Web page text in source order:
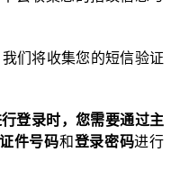
们将收集您的短信验证
登录时，您需要通过主
证件号码和登录密码进行